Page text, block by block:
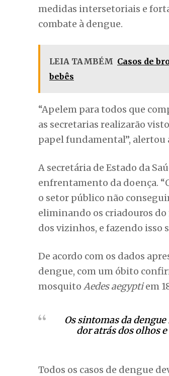
medidas intersetoriais e
combate à dengue.
LEIA TAMBÉM Casos de
bebês
“Apelem para todos que
as secretarias realizarão
papel fundamental”,
A secretária de Estado da
enfrentamento da doença.
o setor público não
eliminando os criadouros
dos vizinhos, e fazendo isso
De acordo com os dados
dengue, com um óbito
mosquito Aedes aegyptiem
Os sintomas da
dor atrás dos olhos
Todos os casos de dengue